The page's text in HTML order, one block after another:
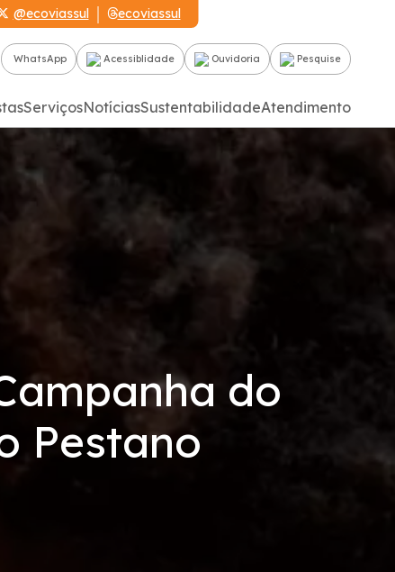
@ecoviassul ecoviassul
WhatsApp Acessiblidade Ouvidoria Pesquise
ServiçosNotíciasSustentabilidadeAtendimento
do
Pestano